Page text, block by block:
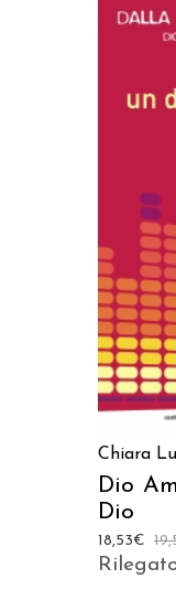
Chiara
Dio
Dio
18,53€